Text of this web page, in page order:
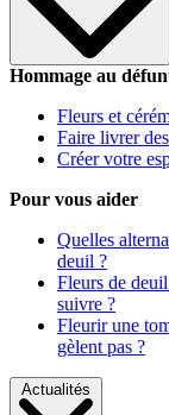
Hommage au
Fleurs et
Faire livrer
Créer votre
Pour vous aider
Quelles
deuil ?
Fleurs de
suivre ?
Fleurir une
gèlent pas ?
Actualités